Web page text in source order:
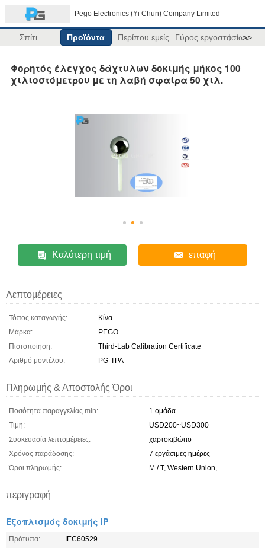
Pego Electronics (Yi Chun) Company Limited
Σπίτι Προϊόντα Περίπου εμείς Γύρος εργοστασίων
>>
Φορητός έλεγχος δάχτυλων δοκιμής μήκος 100
χιλιοστόμετρου με τη λαβή σφαίρα 50 χιλ.
Καλύτερη τιμή επαφή
Λεπτομέρειες
Τόπος καταγωγής:
Κίνα
Μάρκα:
PEGO
Πιστοποίηση:
Third-Lab Calibration Certificate
Αριθμό μοντέλου:
PG-TPA
Πληρωμής & Αποστολής Όροι
Ποσότητα παραγγελίας min:
1 ομάδα
Τιμή:
USD200~USD300
Συσκευασία λεπτομέρειες:
χαρτοκιβώτιο
Χρόνος παράδοσης:
7 εργάσιμες ημέρες
Όροι πληρωμής:
Μ / Τ, Western Union,
περιγραφή
Εξοπλισμός δοκιμής IP
Πρότυπα:
IEC60529